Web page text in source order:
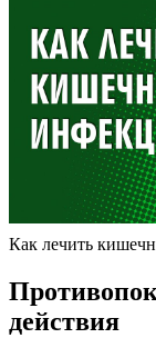
Как лечить
действия